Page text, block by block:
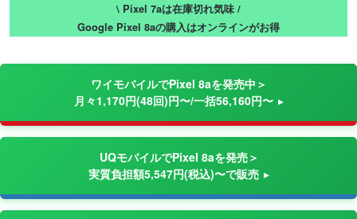
\ Pixel 7aは在庫切れ気味 /
Google Pixel 8aの購入はオンラインがお得
ワイモバイルでPixel 8aを発売中＞
月々1,170円(48回)円〜/一括56,160円〜
UQモバイルでPixel 8aを発売＞
実質負担額5,547円(税込)〜で販売